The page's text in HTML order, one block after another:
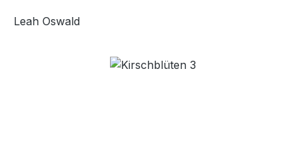
Leah Oswald
Bildergalerie überspringen